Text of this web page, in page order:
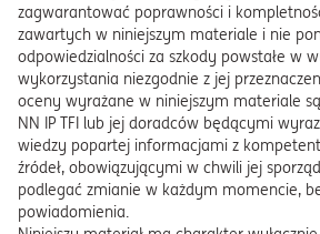
zagwarantować poprawności i
zawartych w niniejszym materiale i nie
odpowiedzialności za szkody powstałe w
wykorzystania niezgodnie z jej
oceny wyrażane w niniejszym materiale
NN IP TFI lub jej doradców będącymi
wiedzy popartej informacjami z
źródeł, obowiązującymi w chwili jej
podlegać zmianie w każdym momencie,
powiadomienia.